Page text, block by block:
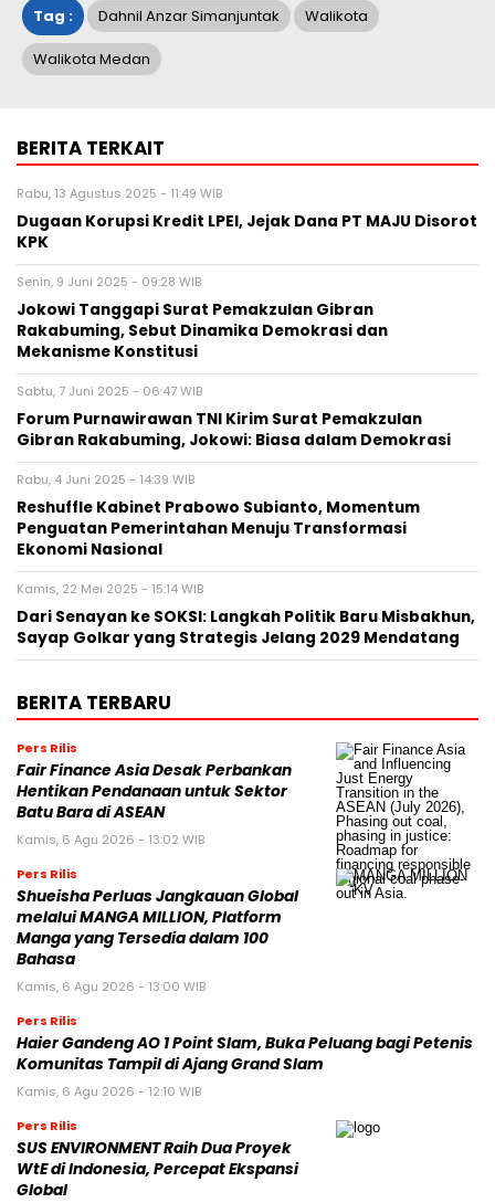
Tag : Dahnil Anzar Simanjuntak Walikota
Walikota Medan
BERITA TERKAIT
Rabu, 13 Agustus 2025 - 11:49 WIB
Dugaan Korupsi Kredit LPEI, Jejak Dana PT MAJU Disorot
KPK
Senin, 9 Juni 2025 - 09:28 WIB
Jokowi Tanggapi Surat Pemakzulan Gibran
Rakabuming, Sebut Dinamika Demokrasi dan
Mekanisme Konstitusi
Sabtu, 7 Juni 2025 - 06:47 WIB
Forum Purnawirawan TNI Kirim Surat Pemakzulan
Gibran Rakabuming, Jokowi: Biasa dalam Demokrasi
Rabu, 4 Juni 2025 - 14:39 WIB
Reshuffle Kabinet Prabowo Subianto, Momentum
Penguatan Pemerintahan Menuju Transformasi
Ekonomi Nasional
Kamis, 22 Mei 2025 - 15:14 WIB
Dari Senayan ke SOKSI: Langkah Politik Baru Misbakhun,
Sayap Golkar yang Strategis Jelang 2029 Mendatang
BERITA TERBARU
Pers Rilis
Fair Finance Asia Desak Perbankan
Hentikan Pendanaan untuk Sektor
Batu Bara di ASEAN
Kamis, 6 Agu 2026 - 13:02 WIB
Pers Rilis
Shueisha Perluas Jangkauan Global
melalui MANGA MILLION, Platform
Manga yang Tersedia dalam 100
Bahasa
Kamis, 6 Agu 2026 - 13:00 WIB
Pers Rilis
Haier Gandeng AO 1 Point Slam, Buka Peluang bagi Petenis
Komunitas Tampil di Ajang Grand Slam
Kamis, 6 Agu 2026 - 12:10 WIB
Pers Rilis
SUS ENVIRONMENT Raih Dua Proyek
WtE di Indonesia, Percepat Ekspansi
Global